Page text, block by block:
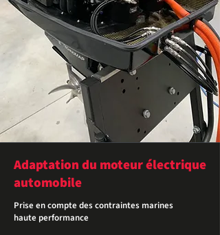
Adaptation du moteur électrique
automobile
Prise en compte des contraintes marines
haute performance